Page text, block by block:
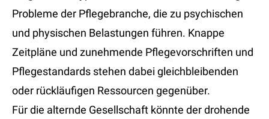
Probleme der Pflegebranche, die zu psychischen
und physischen Belastungen führen. Knappe
Zeitpläne und zunehmende Pflegevorschriften und
Pflegestandards stehen dabei gleichbleibenden
oder rückläufigen Ressourcen gegenüber.
Für die alternde Gesellschaft könnte der drohende